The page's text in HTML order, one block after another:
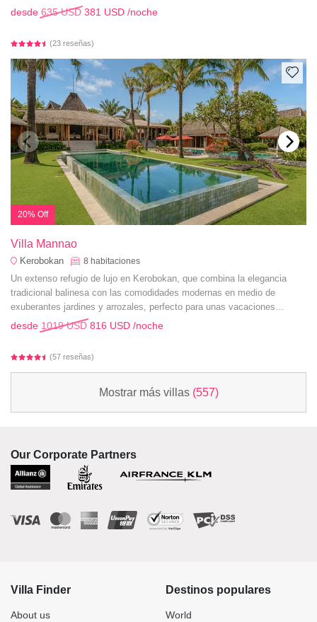
desde 635 USD 381 USD /noche
(23 reseñas)
20% Off
Villa Mannao
Kerobokan 8 habitaciones
Un extenso refugio de lujo en Kerobokan, que combina la elegancia
tradicional balinesa con las comodidades modernas en medio de
exuberantes jardines y arrozales, perfecto para unas vacaciones
familiares inolvidables.
desde 1019 USD 816 USD /noche
(57 reseñas)
Mostrar más villas (557)
Our Corporate Partners
Villa Finder
About us
Destinos populares
World